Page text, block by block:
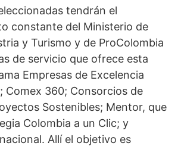
tendrán el
constante del Ministerio de
y Turismo y de ProColombia
de servicio que ofrece esta
Empresas de Excelencia
Comex 360; Consorcios de
Sostenibles; Mentor, que
Colombia a un Clic; y
Allí el objetivo es